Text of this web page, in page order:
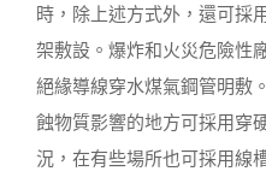
時，除上述方式外，還可採
架敷設。爆炸和火災危險性
絕緣導線穿水煤氣鋼管明敷
蝕物質影響的地方可採用穿
況，在有些場所也可採用線